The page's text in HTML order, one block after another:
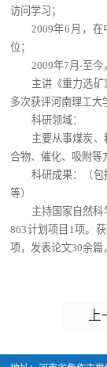
访问学习；
2009年6月，
位；
2009年7月-至今
主讲《重力选矿
多次获评河南理工大
科研领域：
主要从事煤炭
合物、催化、吸附等
科研成果：（
等）
主持国家自然
863计划项目1项。
项，发表论文30余篇
上